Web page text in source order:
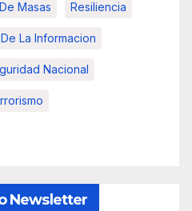
Masas Resiliencia
La Informacion
Nacional
Newsletter